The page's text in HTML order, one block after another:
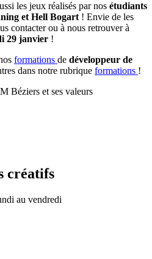
les jeux réalisés par nos étudiants
et Hell Bogart ! Envie de les
contacter ou à nous retrouver à
29 janvier !
formations de développeur de
dans notre rubrique formations !
Béziers et ses valeurs
créatifs
au vendredi